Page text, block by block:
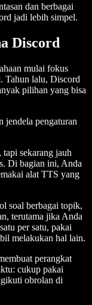
dan berbagai
jadi lebih simpel.
Discord
mulai fokus
Tahun lalu, Discord
pilihan yang bisa
pengaturan
sekarang jauh
Di bagian ini, Anda
alat TTS yang
soal berbagai topik,
terutama jika Anda
per satu, pakai
melakukan hal lain.
perangkat
cukup pakai
obrolan di